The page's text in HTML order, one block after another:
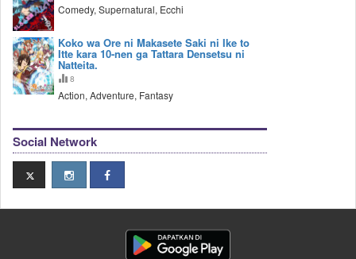
Comedy, Supernatural, Ecchi
Koko wa Ore ni Makasete Saki ni Ike to
Itte kara 10-nen ga Tattara Densetsu ni
Natteita.
8
Action, Adventure, Fantasy
Social Network